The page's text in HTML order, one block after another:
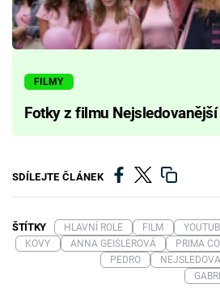
FILMY
Fotky z filmu Nejsledovanější
SDÍLEJTE ČLÁNEK
ŠTÍTKY HLAVNÍ ROLE FILM
KOVY
ANNA GEISLEROVÁ PRIMA
PEDRO